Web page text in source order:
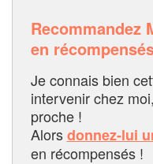
Recommandez
en
Je connais bien
intervenir chez
proche !
Alorsdonnez-lui
en récompensés !